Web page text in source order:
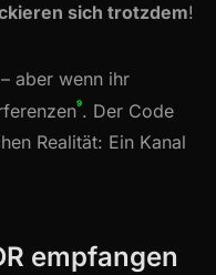
sich trotzdem!
aber wenn ihr
⁹. Der Code
Realität: Ein Kanal
empfangen